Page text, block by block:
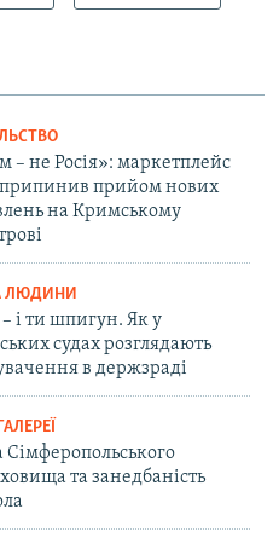
– не Росія»: маркетплейс
припинив прийом нових
на Кримському
ЛЮДИНИ
і ти шпигун. Як у
судах розглядають
в держзраді
Сімферопольського
та занедбаність